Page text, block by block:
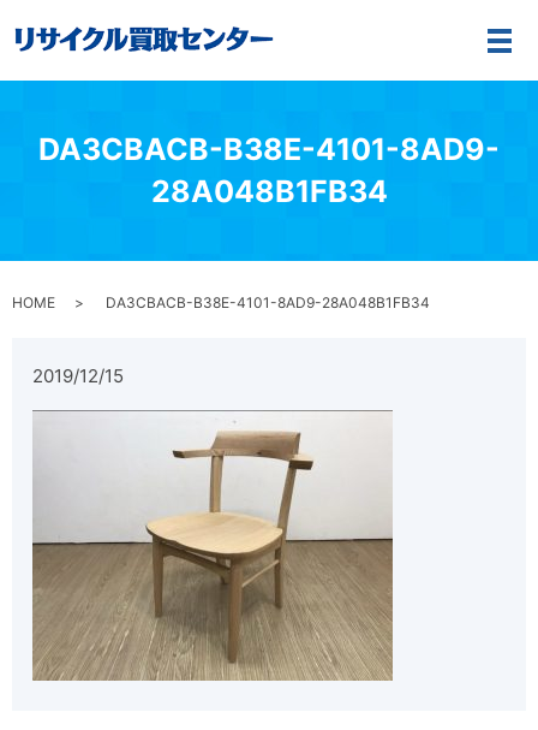
メ
DA3CBACB-B38E-4101-8AD9-
28A048B1FB34
HOME DA3CBACB-B38E-4101-8AD9-28A048B1FB34
2019/12/15